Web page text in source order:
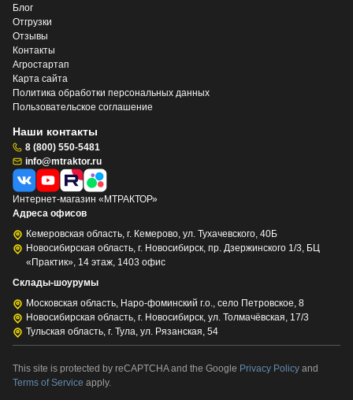
Блог
Отгрузки
Отзывы
Контакты
Агростартап
Карта сайта
Политика обработки персональных данных
Пользовательское соглашение
Наши контакты
8 (800) 550-5481
info@mtraktor.ru
Интернет-магазин «МТРАКТОР»
Адреса офисов
Кемеровская область, г. Кемерово, ул. Тухачевского, 40Б
Новосибирская область, г. Новосибирск, пр. Дзержинского 1/3, БЦ
«Практик», 14 этаж, 1403 офис
Склады-шоурумы
Московская область, Наро-фоминский г.о., село Петровское, 8
Новосибирская область, г. Новосибирск, ул. Толмачёвская, 17/3
Тульская область, г. Тула, ул. Рязанская, 54
This site is protected by reCAPTCHA and the Google Privacy Policy and
Terms of Service apply.